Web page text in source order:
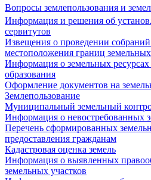
Вопросы землепользования и
Информация и решения об
сервитутов
Извещения о проведении
местоположения границ земельных
Информация о земельных
образования
Оформление документов на
Землепользование
Муниципальный земельный
Информация о невостребованных
Перечень сформированных
предоставления гражданам
Кадастровая оценка земель
Информация о выявленных
земельных участков